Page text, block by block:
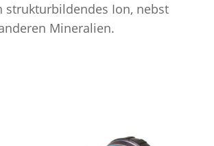
strukturbildendes Ion, nebst
Mineralien.